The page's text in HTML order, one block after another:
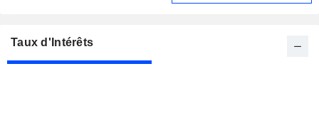
Taux d'Intérêts